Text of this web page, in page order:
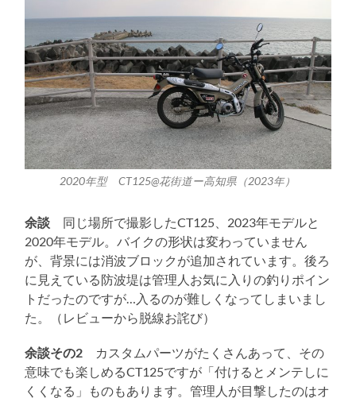
2020年型 CT125@花街道ー高知県（2023年）
余談 同じ場所で撮影したCT125、2023年モデルと
2020年モデル。バイクの形状は変わっていません
が、背景には消波ブロックが追加されています。後ろ
に見えている防波堤は管理人お気に入りの釣りポイン
トだったのですが…入るのが難しくなってしまいまし
た。（レビューから脱線お詫び）
余談その2 カスタムパーツがたくさんあって、その
意味でも楽しめるCT125ですが「付けるとメンテしに
くくなる」ものもあります。管理人が目撃したのはオ